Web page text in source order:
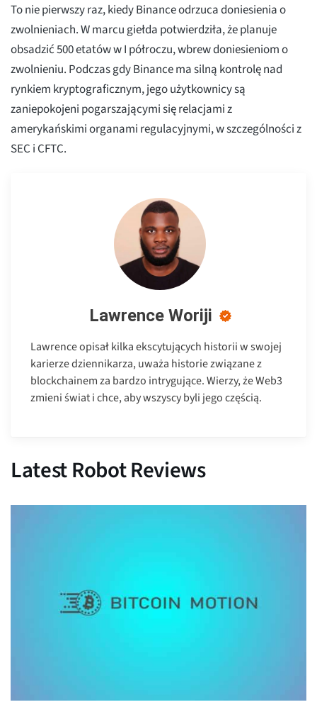
To nie pierwszy raz, kiedy Binance odrzuca doniesienia o
zwolnieniach. W marcu giełda potwierdziła, że planuje
obsadzić 500 etatów w I półroczu, wbrew doniesieniom o
zwolnieniu. Podczas gdy Binance ma silną kontrolę nad
rynkiem kryptograficznym, jego użytkownicy są
zaniepokojeni pogarszającymi się relacjami z
amerykańskimi organami regulacyjnymi, w szczególności z
SEC i CFTC.
Lawrence Woriji
Lawrence opisał kilka ekscytujących historii w swojej
karierze dziennikarza, uważa historie związane z
blockchainem za bardzo intrygujące. Wierzy, że Web3
zmieni świat i chce, aby wszyscy byli jego częścią.
Latest Robot Reviews